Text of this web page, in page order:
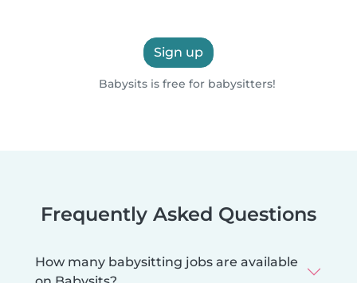
Sign up
Babysits is free for babysitters!
Frequently Asked Questions
How many babysitting jobs are available